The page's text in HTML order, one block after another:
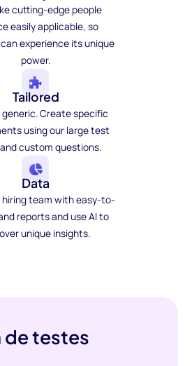
cutting-edge people
easily applicable, so
experience its unique
power.
Tailored
generic. Create specific
using our large test
custom questions.
Data
hiring team with easy-to-
reports and use AI to
unique insights.
testes